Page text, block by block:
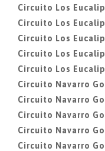
Circuito Los
Circuito Los
Circuito Los
Circuito Los
Circuito Los
Circuito Navarro
Circuito Navarro
Circuito Navarro
Circuito Navarro
Circuito Navarro